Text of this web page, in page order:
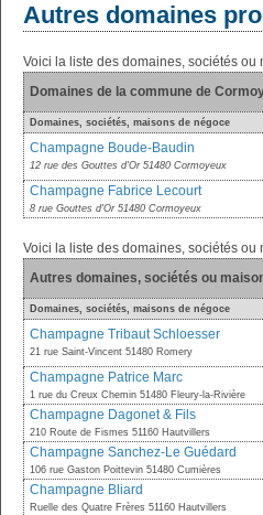
Autres domaines
Voici la liste des domaines, sociétés
Domaines de la commune de
Domaines, sociétés, maisons de négoce
Champagne Boude-Baudin
12 rue des Gouttes d'Or 51480 Cormoyeux
Champagne Fabrice Lecourt
8 rue Gouttes d'Or 51480 Cormoyeux
Voici la liste des domaines, sociétés
Autres domaines, sociétés ou
Domaines, sociétés, maisons de négoce
Champagne Tribaut Schloesser
21 rue Saint-Vincent 51480 Romery
Champagne Patrice Marc
1 rue du Creux Chemin 51480 Fleury-la-Rivière
Champagne Dagonet & Fils
210 Route de Fismes 51160 Hautvillers
Champagne Sanchez-Le Guédard
106 rue Gaston Poittevin 51480 Cumières
Champagne Bliard
Ruelle des Quatre Frères 51160 Hautvillers